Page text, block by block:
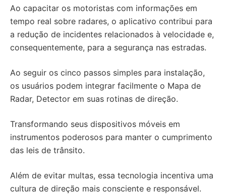
Ao capacitar os motoristas com informações em
tempo real sobre radares, o aplicativo contribui para
a redução de incidentes relacionados à velocidade e,
consequentemente, para a segurança nas estradas.
Ao seguir os cinco passos simples para instalação,
os usuários podem integrar facilmente o Mapa de
Radar, Detector em suas rotinas de direção.
Transformando seus dispositivos móveis em
instrumentos poderosos para manter o cumprimento
das leis de trânsito.
Além de evitar multas, essa tecnologia incentiva uma
cultura de direção mais consciente e responsável.